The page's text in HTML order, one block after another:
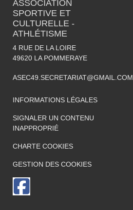
ASSOCIATION
SPORTIVE ET
CULTURELLE -
ATHLÉTISME
4 RUE DE LA LOIRE
49620 LA POMMERAYE
ASEC49.SECRETARIAT@GMAIL.COM
INFORMATIONS LÉGALES
SIGNALER UN CONTENU
INAPPROPRIÉ
CHARTE COOKIES
GESTION DES COOKIES